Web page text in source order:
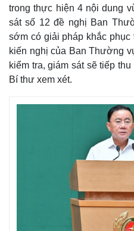
Kinh tế
Bất động sản
Khởi nghiệp
trong thực hiện 4 nội dung
sát số 12 đề nghị Ban
sớm có giải pháp khắc
kiến nghị của Ban Thường
kiểm tra, giám sát sẽ tiếp
Bí thư xem xét.